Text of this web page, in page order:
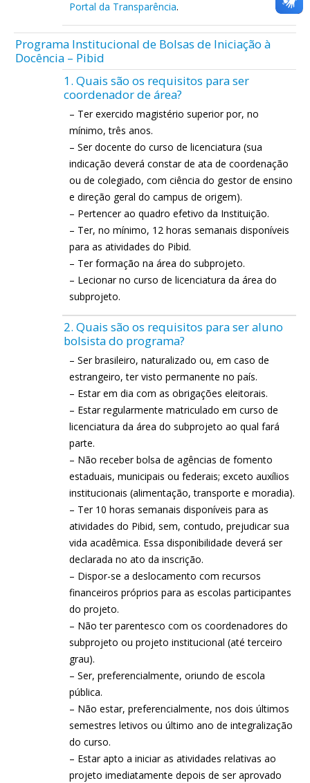
Portal da Transparência.
Programa Institucional de Bolsas de Iniciação à
Docência – Pibid
1. Quais são os requisitos para ser
coordenador de área?
– Ter exercido magistério superior por, no
mínimo, três anos.
– Ser docente do curso de licenciatura (sua
indicação deverá constar de ata de coordenação
ou de colegiado, com ciência do gestor de ensino
e direção geral do campus de origem).
– Pertencer ao quadro efetivo da Instituição.
– Ter, no mínimo, 12 horas semanais disponíveis
para as atividades do Pibid.
– Ter formação na área do subprojeto.
– Lecionar no curso de licenciatura da área do
subprojeto.
2. Quais são os requisitos para ser aluno
bolsista do programa?
– Ser brasileiro, naturalizado ou, em caso de
estrangeiro, ter visto permanente no país.
– Estar em dia com as obrigações eleitorais.
– Estar regularmente matriculado em curso de
licenciatura da área do subprojeto ao qual fará
parte.
– Não receber bolsa de agências de fomento
estaduais, municipais ou federais; exceto auxílios
institucionais (alimentação, transporte e moradia).
– Ter 10 horas semanais disponíveis para as
atividades do Pibid, sem, contudo, prejudicar sua
vida acadêmica. Essa disponibilidade deverá ser
declarada no ato da inscrição.
– Dispor-se a deslocamento com recursos
financeiros próprios para as escolas participantes
do projeto.
– Não ter parentesco com os coordenadores do
subprojeto ou projeto institucional (até terceiro
grau).
– Ser, preferencialmente, oriundo de escola
pública.
– Não estar, preferencialmente, nos dois últimos
semestres letivos ou último ano de integralização
do curso.
– Estar apto a iniciar as atividades relativas ao
projeto imediatamente depois de ser aprovado